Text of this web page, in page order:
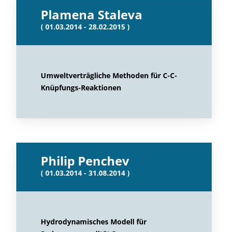
Plamena Staleva
( 01.03.2014 - 28.02.2015 )
Umweltverträgliche Methoden für C-C-
Knüpfungs-Reaktionen
Philip Penchev
( 01.03.2014 - 31.08.2014 )
Hydrodynamisches Modell für